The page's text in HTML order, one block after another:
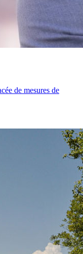
de mesures de